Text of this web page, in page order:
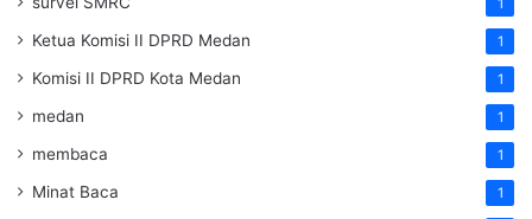
1
Ketua Komisi II DPRD Medan 1
Komisi II DPRD Kota Medan 1
medan 1
membaca 1
Minat Baca 1